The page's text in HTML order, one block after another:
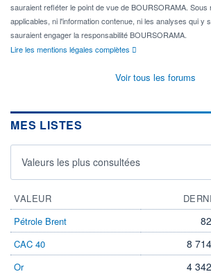
sauraient refléter le point de vue de BOURSORAMA.
applicables, ni l'information contenue, ni les analyses qui y
sauraient engager la responsabilité BOURSORAMA.
Lire les mentions légales complètes
Voir tous les forums
MES LISTES
Valeurs les plus consultées
VALEUR
Pétrole Brent
CAC 40 8
Or 4